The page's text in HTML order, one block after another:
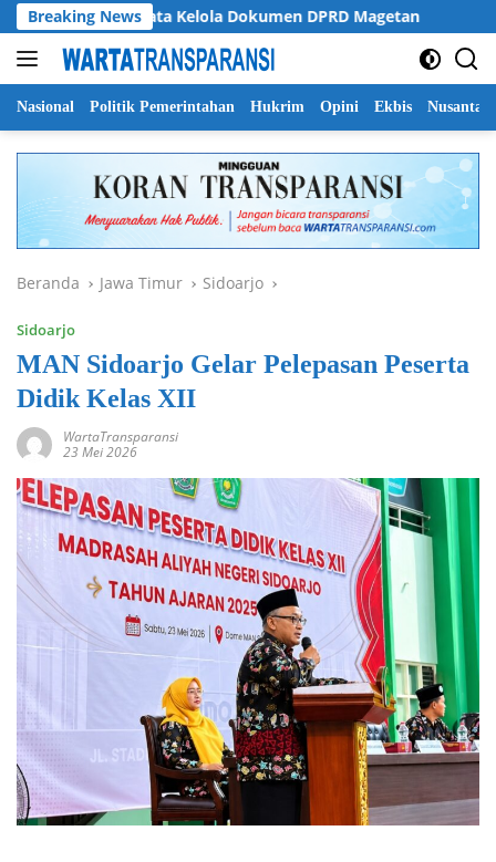
Langsung
ke
konten
Breaking News
Soroti Tata Kelola Dokumen DPRD Magetan
Nasional Politik Pemerintahan Hukrim Opini Ekbis Nusantara
Beranda Jawa Timur Sidoarjo
Sidoarjo
MAN Sidoarjo Gelar Pelepasan Peserta
Didik Kelas XII
WartaTransparansi
23 Mei 2026